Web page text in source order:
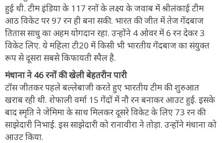
हुई थी. टीम इंडिया के 117 रनों के लक्ष्य के जवाब में श्रीलंकाई टीम
आठ विकेट पर 97 रन ही बना सकी. भारत की जीत में तेज गेंदबाज
तितास साधु का अहम योगदान रहा. उन्होंने 4 ओवर में 6 रन देकर 3
विकेट लिए. ये महिला टी20 में किसी भी भारतीय गेंदबाज का संयुक्त
रूप से दूसरा सबसे किफायती स्पैल है.
मंधाना ने 46 रनों की खेली बेहतरीन पारी
टॉस जीतकर पहले बल्लेबाजी करते हुए भारतीय टीम की शुरुआत
खराब रही थी. शेफाली वर्मा 15 गेंदों में नौ रन बनाकर आउट हुईं. इसके
बाद स्मृति ने जेमिमा के साथ मिलकर दूसरे विकेट के लिए 73 रन की
साझेदारी निभाई. इस साझेदारी को रानावीरा ने तोड़ा. उन्होंने मंधाना को
आउट किया.